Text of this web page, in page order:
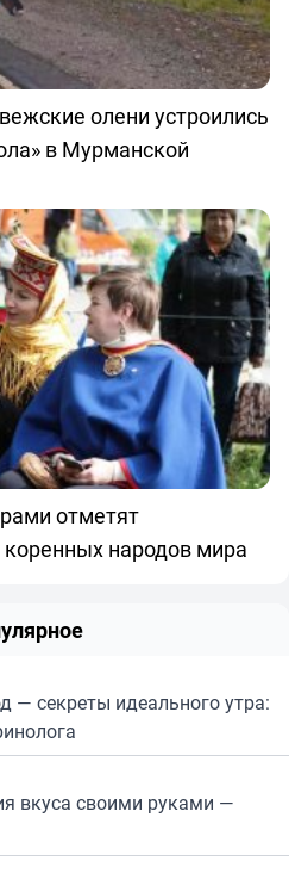
олени устроились
в Мурманской
отметят
народов мира
— секреты идеального утра:
вкуса своими руками —